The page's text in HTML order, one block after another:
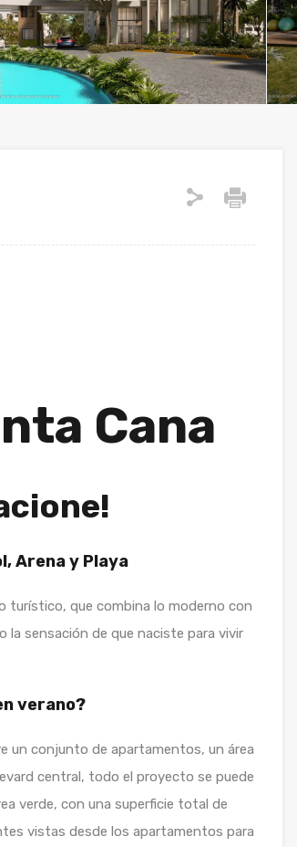
Cana
Arena y Playa
turístico, que combina lo moderno con
la sensación de que naciste para vivir
verano?
un conjunto de apartamentos, un área
central, todo el proyecto se puede
verde, con una superficie total de
vistas desde los apartamentos para